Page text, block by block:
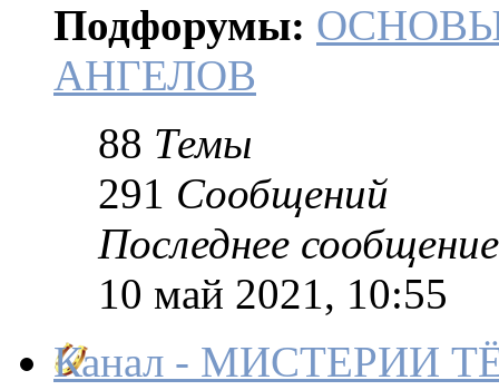
Подфорумы:
АНГЕЛОВ
88 Темы
291 Сообщений
Последнее сообщение
10 май 2021, 10:55
Канал - МИСТЕРИИ